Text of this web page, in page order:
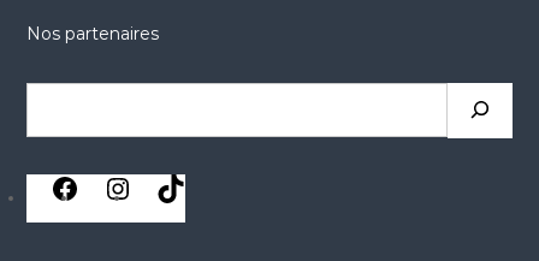
Nos partenaires
réseaux réseaux
sociaux
réseaux